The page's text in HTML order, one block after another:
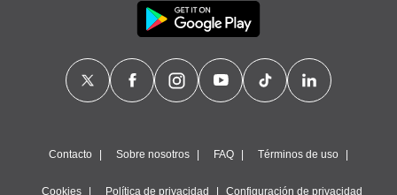
Contacto Sobre nosotros FAQ Términos de uso
Cookies Política de privacidad Configuración de privacidad